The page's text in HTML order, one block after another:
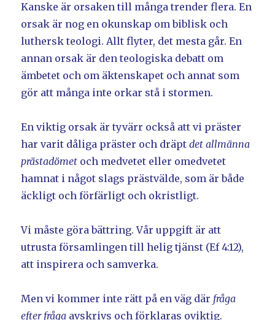
Kanske är orsaken till många trender flera. En
orsak är nog en okunskap om biblisk och
luthersk teologi. Allt flyter, det mesta går. En
annan orsak är den teologiska debatt om
ämbetet och om äktenskapet och annat som
gör att många inte orkar stå i stormen.
En viktig orsak är tyvärr också att vi präster
har varit dåliga präster och dräptdet allmänna
prästadömet och medvetet eller omedvetet
hamnat i något slags prästvälde, som är både
äckligt och förfärligt och okristligt.
Vi måste göra bättring. Vår uppgift är att
utrusta församlingen till helig tjänst (Ef 4:12),
att inspirera och samverka.
Men vi kommer inte rätt på en väg där fråga
efter fråga avskrivs och förklaras oviktig.